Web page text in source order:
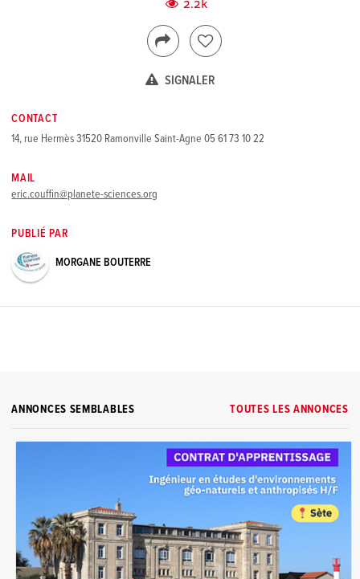
SIGNALER
CONTACT
14, rue Hermès 31520 Ramonville Saint-Agne 05 61 73 10 22
MAIL
eric.couffin@planete-sciences.org
PUBLIÉ PAR
MORGANE BOUTERRE
TOUTES LES ANNONCES
ANNONCES SEMBLABLES